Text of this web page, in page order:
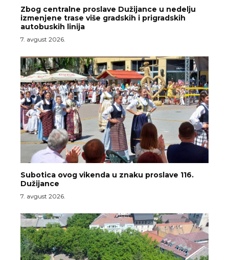
Zbog centralne proslave Dužijance u nedelju
izmenjene trase više gradskih i prigradskih
autobuskih linija
7. avgust 2026.
Subotica ovog vikenda u znaku proslave 116.
Dužijance
7. avgust 2026.